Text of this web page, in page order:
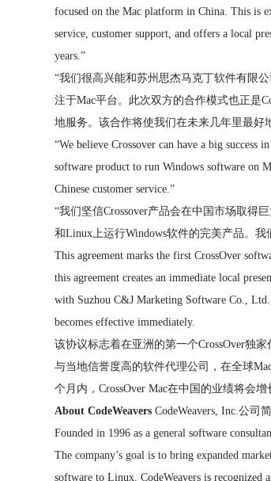
focused on the Mac platform in China. This is
service, customer support, and offers a local
years.”
“我们很高兴能和苏州思杰马克丁软件有限公
注于Mac平台。此次双方的合作模式也正是
地服务。该合作将使我们在未来几年里最好
“We believe Crossover can have a big
software product to run Windows software on
Chinese customer service.”
“我们坚信Crossover产品会在中国市场取得
和Linux上运行Windows软件的完美产品。
This agreement marks the first CrossOver
this agreement creates an immediate local
with Suzhou C&J Marketing Software Co.,
becomes effective immediately.
该协议标志着在亚洲的第一个CrossOver独
与当地信誉度高的软件代理公司，在全球
个月内，CrossOver Mac在中国的业绩将会
About CodeWeavers CodeWeavers, Inc.公司
Founded in 1996 as a general software
The company’s goal is to bring expanded
software to Linux. CodeWeavers is recognized